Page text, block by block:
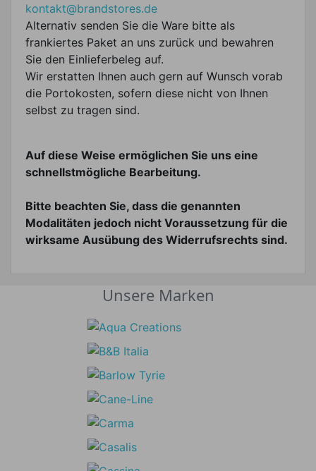
kontakt@brandstores.de
Alternativ senden Sie die Ware bitte als
frankiertes Paket an uns zurück und bewahren
Sie den Einlieferbeleg auf.
Wir erstatten Ihnen auch gern auf Wunsch vorab
die Portokosten, sofern diese nicht von Ihnen
selbst zu tragen sind.
Auf diese Weise ermöglichen Sie uns eine
schnellstmögliche Bearbeitung.
Bitte beachten Sie, dass die genannten
Modalitäten jedoch nicht Voraussetzung für die
wirksame Ausübung des Widerrufsrechts sind.
Unsere Marken